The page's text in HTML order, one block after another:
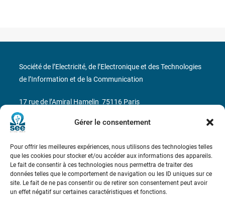
Gérer le consentement
Pour offrir les meilleures expériences, nous utilisons des technologies telles
que les cookies pour stocker et/ou accéder aux informations des appareils.
Le fait de consentir à ces technologies nous permettra de traiter des
données telles que le comportement de navigation ou les ID uniques sur ce
site. Le fait de ne pas consentir ou de retirer son consentement peut avoir
un effet négatif sur certaines caractéristiques et fonctions.
Société de l’Electricité, de l’Electronique et des Technologies
de l’Information et de la Communication
17 rue de l’Amiral Hamelin 75116 Paris
Métro : « Boissière » Ligne 6 et « Iéna » Ligne 9
Téléphone : (+33) 1 56 90 37 17
N° de SIREN : 785 393 232, Code APE : 9412Z TVA intra-
communautaire : FR44 785 393 232